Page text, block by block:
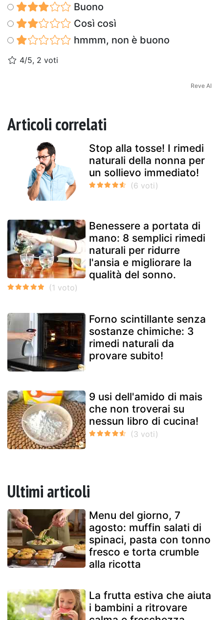
Buono
Così così
hmmm, non è buono
4/5, 2 voti
Reve AI
Articoli correlati
Stop alla tosse! I rimedi
naturali della nonna per
un sollievo immediato!
Benessere a portata di
mano: 8 semplici rimedi
naturali per ridurre
l'ansia e migliorare la
qualità del sonno.
Forno scintillante senza
sostanze chimiche: 3
rimedi naturali da
provare subito!
9 usi dell'amido di mais
che non troverai su
nessun libro di cucina!
Ultimi articoli
Menu del giorno, 7
agosto: muffin salati di
spinaci, pasta con tonno
fresco e torta crumble
alla ricotta
La frutta estiva che aiuta
i bambini a ritrovare